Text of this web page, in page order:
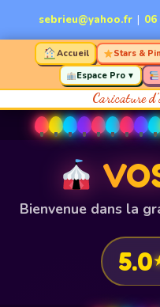
contenu
sebrieu@yahoo.fr| 06
Accueil Stars &
Espace Pro ▼
Caricature
Bienvenue dans la
5.0